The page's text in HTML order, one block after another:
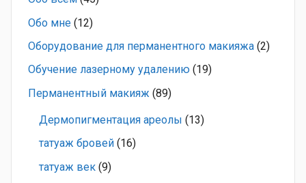
Обо мне (12)
Оборудование для перманентного макияжа (2)
Обучение лазерному удалению (19)
Перманентный макияж (89)
Дермопигментация ареолы (13)
татуаж бровей (16)
татуаж век (9)